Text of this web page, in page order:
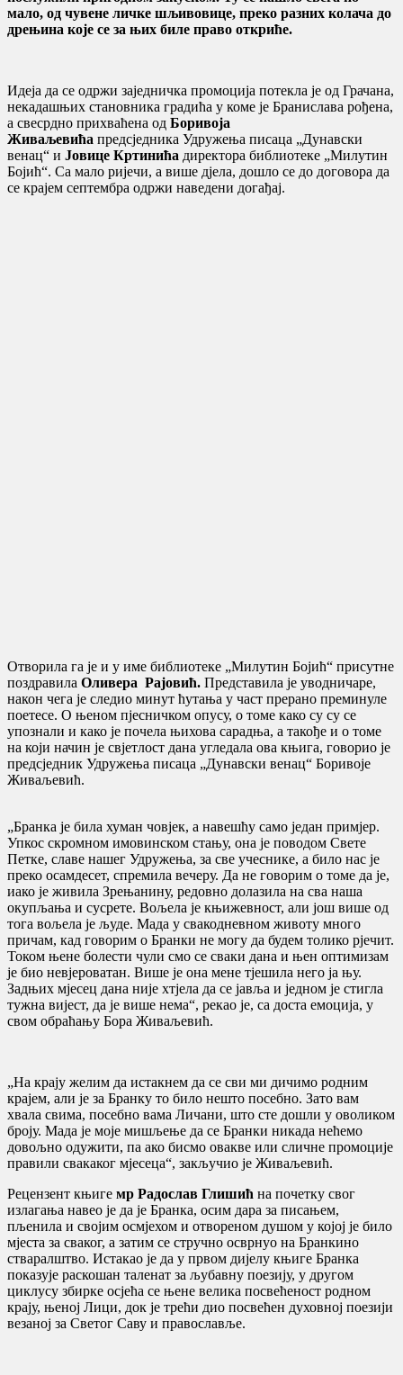
мало, од чувене личке шљивовице, преко разних колача до
дрењина које се за њих биле право откриће.
Идеја да се одржи заједничка промоција потекла је од Грачана,
некадашњих становника градића у коме је Бранислава рођена,
а свесрдно прихваћена од Боривоја
Живаљевића предсједника Удружења писаца „Дунавски
венац“ и Јовице Кртинића директора библиотеке „Милутин
Бојић“. Са мало ријечи, а више дјела, дошло се до договора да
се крајем септембра одржи наведени догађај.
Отворила га је и у име библиотеке „Милутин Бојић“ присутне
поздравила Оливера Рајовић. Представила је уводничаре,
након чега је следио минут ћутања у част прерано преминуле
поетесе. О њеном пјесничком опусу, о томе како су су се
упознали и како је почела њихова сарадња, а такође и о томе
на који начин је свјетлост дана угледала ова књига, говорио је
предсједник Удружења писаца „Дунавски венац“ Боривоје
Живаљевић.
„Бранка је била хуман човјек, а навешћу само један примјер.
Упкос скромном имовинском стању, она је поводом Свете
Петке, славе нашег Удружења, за све учеснике, а било нас је
преко осамдесет, спремила вечеру. Да не говорим о томе да је,
иако је живила Зрењанину, редовно долазила на сва наша
окупљања и сусрете. Вољела је књижевност, али још више од
тога вољела је људе. Мада у свакодневном животу много
причам, кад говорим о Бранки не могу да будем толико рјечит.
Током њене болести чули смо се сваки дана и њен оптимизам
је био невјероватан. Више је она мене тјешила него ја њу.
Задњих мјесец дана није хтјела да се јавља и једном је стигла
тужна вијест, да је више нема“, рекао је, са доста емоција, у
свом обраћању Бора Живаљевић.
„На крају желим да истакнем да се сви ми дичимо родним
крајем, али је за Бранку то било нешто посебно. Зато вам
хвала свима, посебно вама Личани, што сте дошли у оволиком
броју. Мада је моје мишљење да се Бранки никада нећемо
довољно одужити, па ако бисмо овакве или сличне промоције
правили свакаког мјесеца“, закључио је Живаљевић.
Рецензент књиге мр Радослав Глишић на почетку свог
излагања навео је да је Бранка, осим дара за писањем,
пљенила и својим осмјехом и отвореном душом у којој је било
мјеста за сваког, а затим се стручно осврнуо на Бранкино
стваралштво. Истакао је да у првом дијелу књиге Бранка
показује раскошан таленат за љубавну поезију, у другом
циклусу збирке осјећа се њене велика посвећеност родном
крају, њеној Лици, док је трећи дио посвећен духовној поезији
везаној за Светог Саву и православље.